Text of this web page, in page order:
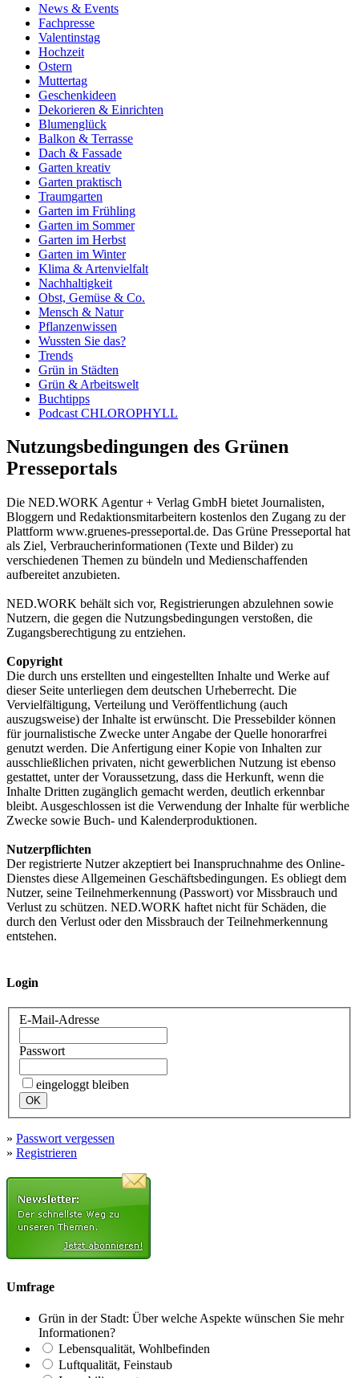
News & Events
Fachpresse
Valentinstag
Hochzeit
Ostern
Muttertag
Geschenkideen
Dekorieren & Einrichten
Blumenglück
Balkon & Terrasse
Dach & Fassade
Garten kreativ
Garten praktisch
Traumgarten
Garten im Frühling
Garten im Sommer
Garten im Herbst
Garten im Winter
Klima & Artenvielfalt
Nachhaltigkeit
Obst, Gemüse & Co.
Mensch & Natur
Pflanzenwissen
Wussten Sie das?
Trends
Grün in Städten
Grün & Arbeitswelt
Buchtipps
Podcast CHLOROPHYLL
Nutzungsbedingungen des Grünen
Presseportals
Die NED.WORK Agentur + Verlag GmbH bietet Journalisten,
Bloggern und Redaktionsmitarbeitern kostenlos den Zugang zu der
Plattform www.gruenes-presseportal.de. Das Grüne Presseportal hat
als Ziel, Verbraucherinformationen (Texte und Bilder) zu
verschiedenen Themen zu bündeln und Medienschaffenden
aufbereitet anzubieten.
NED.WORK behält sich vor, Registrierungen abzulehnen sowie
Nutzern, die gegen die Nutzungsbedingungen verstoßen, die
Zugangsberechtigung zu entziehen.
Copyright
Die durch uns erstellten und eingestellten Inhalte und Werke auf
dieser Seite unterliegen dem deutschen Urheberrecht. Die
Vervielfältigung, Verteilung und Veröffentlichung (auch
auszugsweise) der Inhalte ist erwünscht. Die Pressebilder können
für journalistische Zwecke unter Angabe der Quelle honorarfrei
genutzt werden. Die Anfertigung einer Kopie von Inhalten zur
ausschließlichen privaten, nicht gewerblichen Nutzung ist ebenso
gestattet, unter der Voraussetzung, dass die Herkunft, wenn die
Inhalte Dritten zugänglich gemacht werden, deutlich erkennbar
bleibt. Ausgeschlossen ist die Verwendung der Inhalte für werbliche
Zwecke sowie Buch- und Kalenderproduktionen.
Nutzerpflichten
Der registrierte Nutzer akzeptiert bei Inanspruchnahme des Online-
Dienstes diese Allgemeinen Geschäftsbedingungen. Es obliegt dem
Nutzer, seine Teilnehmerkennung (Passwort) vor Missbrauch und
Verlust zu schützen. NED.WORK haftet nicht für Schäden, die
durch den Verlust oder den Missbrauch der Teilnehmerkennung
entstehen.
Login
E-Mail-Adresse
Passwort
eingeloggt bleiben
» Passwort vergessen
» Registrieren
Umfrage
Grün in der Stadt: Über welche Aspekte wünschen Sie mehr
Informationen?
Lebensqualität, Wohlbefinden
Luftqualität, Feinstaub